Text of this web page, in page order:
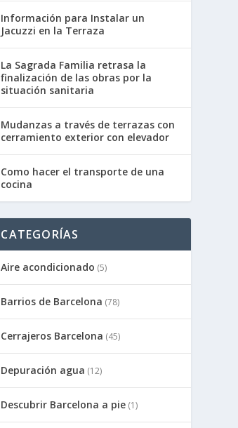
Información para Instalar un
Jacuzzi en la Terraza
La Sagrada Familia retrasa la
finalización de las obras por la
situación sanitaria
Mudanzas a través de terrazas con
cerramiento exterior con elevador
Como hacer el transporte de una
cocina
CATEGORÍAS
Aire acondicionado (5)
Barrios de Barcelona (78)
Cerrajeros Barcelona (45)
Depuración agua (12)
Descubrir Barcelona a pie (1)